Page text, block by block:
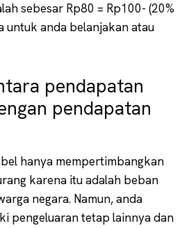
sebesar Rp80 = Rp100- (20%
untuk anda belanjakan atau
pendapatan
pendapatan
hanya mempertimbangkan
karena itu adalah beban
negara. Namun, anda
pengeluaran tetap lainnya dan